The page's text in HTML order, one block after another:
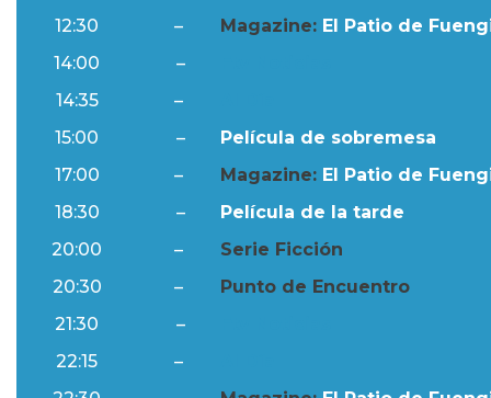
12:30
– Magazine: El Patio de
14:00
–
14:35
–
15:00
–
Película de sobremesa
17:00
– Magazine: El Patio de
18:30
–
Película de la tarde
20:00
–
Serie Ficción
20:30
–
Punto de Encuentro
21:30
–
22:15
–